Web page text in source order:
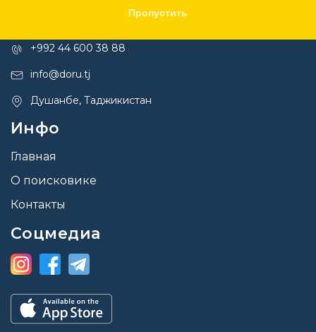
Пропустить
+992 44 600 38 88
info@doru.tj
Душанбе, Таджикистан
Инфо
Главная
О поисковике
Контакты
Соцмедиа